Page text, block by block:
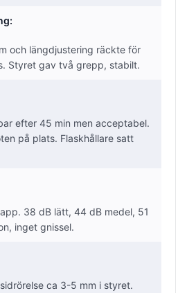
och längdjustering räckte för
Styret gav två grepp, stabilt.
efter 45 min men acceptabel.
på plats. Flaskhållare satt
38 dB lätt, 44 dB medel, 51
inget gnissel.
ca 3-5 mm i styret.